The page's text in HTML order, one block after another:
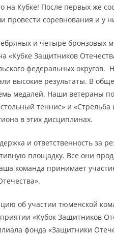
на Кубке! После первых же
провести соревнования и у
и четыре бронзовых
«Кубке Защитников
федеральных
высокие результаты. В
медалей. Наши ветераны
теннис» и
в этих дисциплинах.
и ответственность за
площадку. Все они
команда принимает
об участии тюменской
«Кубок Защитников
фонда «Защитники